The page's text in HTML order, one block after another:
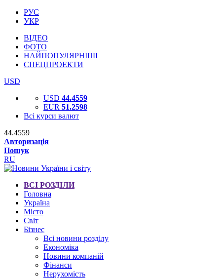
РУС
УКР
ВІДЕО
ФОТО
НАЙПОПУЛЯРНІШІ
СПЕЦПРОЕКТИ
USD
USD 44.4559
EUR 51.2598
Всі курси валют
44.4559
Авторизація
Пошук
RU
ВСІ РОЗДІЛИ
Головна
Україна
Місто
Світ
Бізнес
Всі новини розділу
Економіка
Новини компаній
Фінанси
Нерухомість